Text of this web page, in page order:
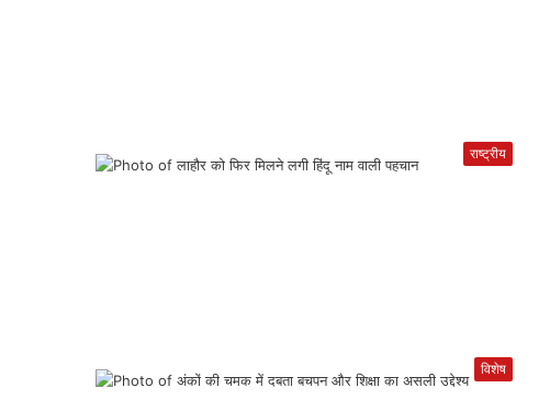
राष्ट्रीय
विशेष